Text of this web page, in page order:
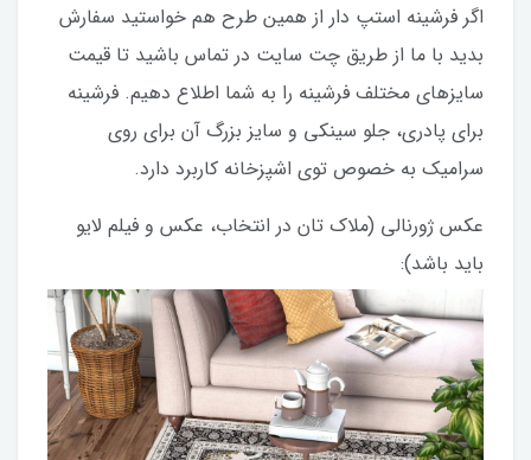
اگر فرشینه استپ دار از همین طرح هم خواستید سفارش
بدید با ما از طریق چت سایت در تماس باشید تا قیمت
سایزهای مختلف فرشینه را به شما اطلاع دهیم. فرشینه
برای پادری، جلو سینکی و سایز بزرگ آن برای روی
سرامیک به خصوص توی اشپزخانه کاربرد دارد.
عکس ژورنالی (ملاک تان در انتخاب، عکس و فیلم لایو
باید باشد):